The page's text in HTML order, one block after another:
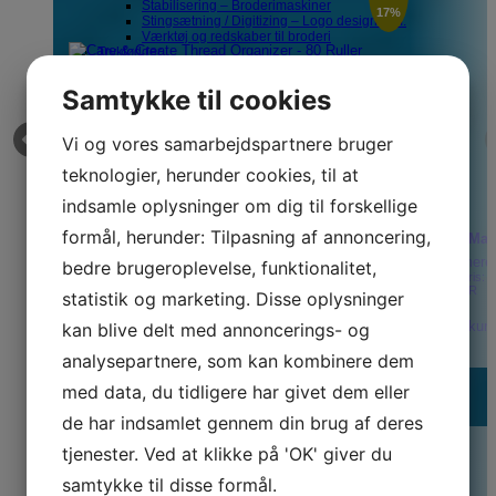
Stabilisering – Broderimaskiner
Stingsætning / Digitizing – Logo design mm.
Værktøj og redskaber til broderi
Trykfødder
Bernina Trykfødder
Brother Trykfødder
Janome Trykfødder
Pfaff Trykfødder
Texi Trykfødder
Tråd – Symaskiner
Tråd – Broderimaskiner
Diverse tilbehør
Giner, Syginer & Skrædderginer
Lim
Møbler til syværelset
Stryg & Press
Sylamper
Materialer til dit syprojekt
17%
Care & Create Thread Organizer - 80 Ruller
Læs mere
Vejl. pris:
235,00 KR
Vores pris:
195,00 KR
Læg i kurv
Prym
Senest sete produkter
Samtykke til cookies
Vi og vores samarbejdspartnere bruger
teknologier, herunder cookies, til at
indsamle oplysninger om dig til forskellige
formål, herunder: Tilpasning af annoncering,
bedre brugeroplevelse, funktionalitet,
statistik og marketing. Disse oplysninger
kan blive delt med annoncerings- og
analysepartnere, som kan kombinere dem
med data, du tidligere har givet dem eller
de har indsamlet gennem din brug af deres
tjenester. Ved at klikke på 'OK' giver du
samtykke til disse formål.